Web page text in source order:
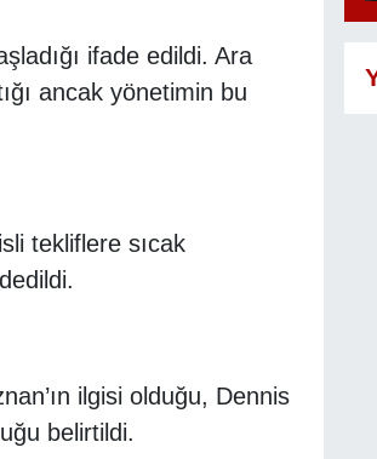
ifade edildi. Ara
ancak yönetimin bu
tekliflere sıcak
ilgisi olduğu, Dennis
belirtildi.